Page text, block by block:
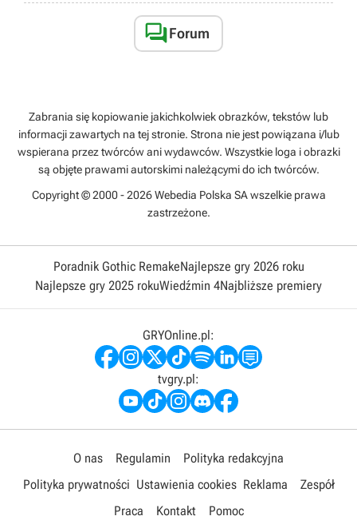
Forum
Zabrania się kopiowanie jakichkolwiek obrazków, tekstów lub
informacji zawartych na tej stronie. Strona nie jest powiązana i/lub
wspierana przez twórców ani wydawców. Wszystkie loga i obrazki
są objęte prawami autorskimi należącymi do ich twórców.
Copyright © 2000 - 2026 Webedia Polska SA wszelkie prawa
zastrzeżone.
Poradnik Gothic RemakeNajlepsze gry 2026 roku
Najlepsze gry 2025 rokuWiedźmin 4Najbliższe premiery
GRYOnline.pl:
tvgry.pl:
O nas Regulamin
Polityka redakcyjna
Polityka prywatności Ustawienia cookies Reklama
Zespół
Praca
Kontakt Pomoc